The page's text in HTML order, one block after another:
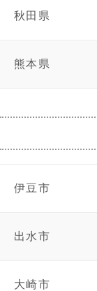
秋田県
熊本県
伊豆市
出水市
大崎市